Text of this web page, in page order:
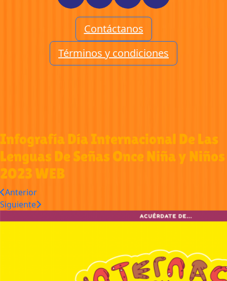
Contáctanos
Términos y condiciones
Infografía Día Internacional De Las
Lenguas De Señas Once Niña y Niños
2023 WEB
Anterior
Siguiente